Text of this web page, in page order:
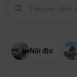
Nội địa